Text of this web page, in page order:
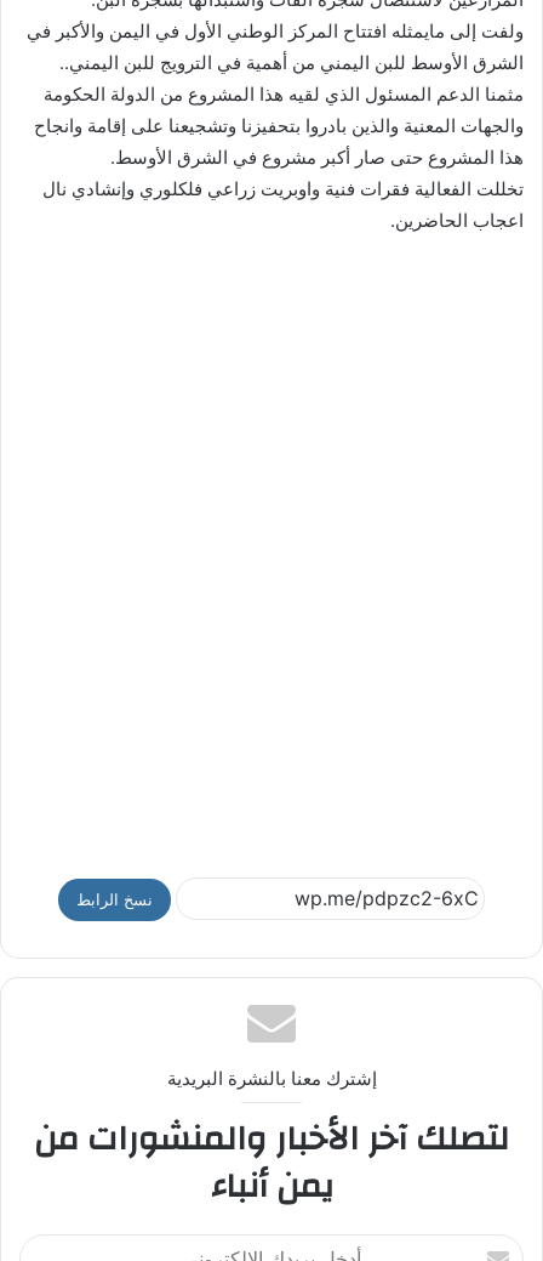
ولفت إلى مايمثله افتتاح المركز الوطني الأول في اليمن والأكبر في
الشرق الأوسط للبن اليمني من أهمية في الترويج للبن اليمني..
مثمنا الدعم المسئول الذي لقيه هذا المشروع من الدولة الحكومة
والجهات المعنية والذين بادروا بتحفيزنا وتشجيعنا على إقامة وانجاح
هذا المشروع حتى صار أكبر مشروع في الشرق الأوسط.
تخللت الفعالية فقرات فنية واوبريت زراعي فلكلوري وإنشادي نال
اعجاب الحاضرين.
نسخ الرابط
إشترك معنا بالنشرة البريدية
لتصلك آخر الأخبار والمنشورات من
يمن أنباء
أ